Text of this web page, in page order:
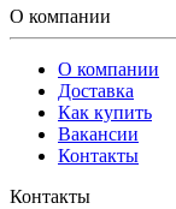
О компании
О компании
Доставка
Как купить
Вакансии
Контакты
Контакты